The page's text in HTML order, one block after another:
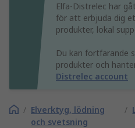
Elfa-Distrelec har
för att erbjuda dig
produkter, lokal
Du kan fortfarande
produkter och
Distrelec account
/ Elverktyg, lödning
och svetsning
/